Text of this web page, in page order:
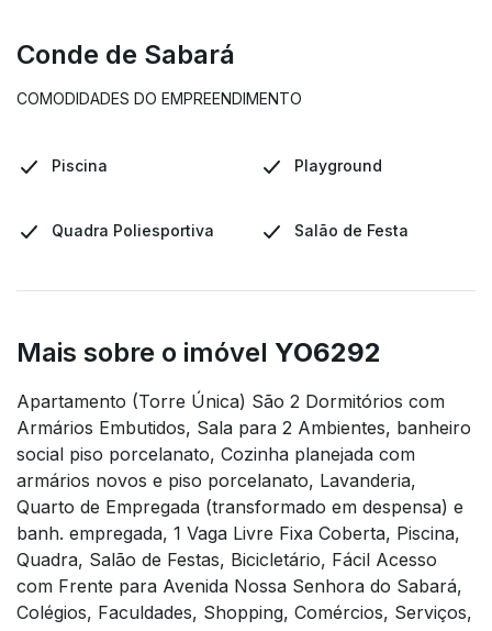
Conde de Sabará
COMODIDADES DO EMPREENDIMENTO
Piscina Playground
Quadra Poliesportiva Salão de Festa
Mais sobre o imóvel YO6292
Apartamento (Torre Única) São 2 Dormitórios com
Armários Embutidos, Sala para 2 Ambientes, banheiro
social piso porcelanato, Cozinha planejada com
armários novos e piso porcelanato, Lavanderia,
Quarto de Empregada (transformado em despensa) e
banh. empregada, 1 Vaga Livre Fixa Coberta, Piscina,
Quadra, Salão de Festas, Bicicletário, Fácil Acesso
com Frente para Avenida Nossa Senhora do Sabará,
Colégios, Faculdades, Shopping, Comércios, Serviços,